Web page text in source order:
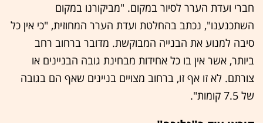
חברי ועדת הערר לסיור במקום. "מביקורנו במקום
השתכנענו", נכתב בהחלטת ועדת הערר המחוזית, "כי אין כל
סיבה למנוע את הבנייה המבוקשת. מדובר ברחוב רחב
ביותר, אשר אין בו כל אחידות מבחינת גובה הבניינים או
צורתם. לא זו אף זו, ברחוב מצויים בניינים שאף הם בגובה
של 7.5 קומות".